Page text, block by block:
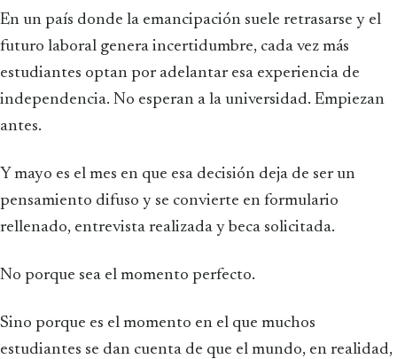
En un país donde la emancipación suele retrasarse y el
futuro laboral genera incertidumbre, cada vez más
estudiantes optan por adelantar esa experiencia de
independencia. No esperan a la universidad. Empiezan
antes.
Y mayo es el mes en que esa decisión deja de ser un
pensamiento difuso y se convierte en formulario
rellenado, entrevista realizada y beca solicitada.
No porque sea el momento perfecto.
Sino porque es el momento en el que muchos
estudiantes se dan cuenta de que el mundo, en realidad,